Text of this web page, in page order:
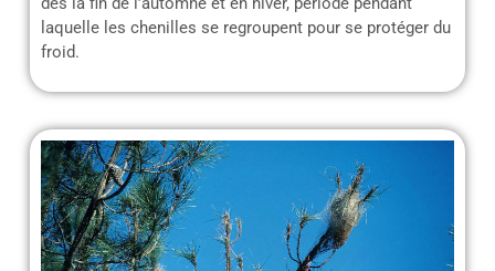
laquelle les chenilles se regroupent pour se protéger du
froid.